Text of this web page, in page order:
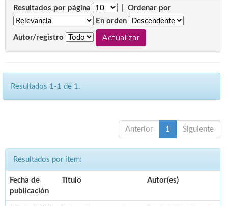
Resultados por página
Ordenar por
En orden
Autor/registro
Resultados 1-1 de 1.
Anterior 1 Siguiente
Resultados por ítem:
Fecha de
publicación
Título Autor(es)